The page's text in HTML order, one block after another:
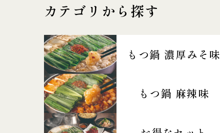
カテゴリから探す
もつ鍋 濃厚みそ味
もつ鍋 麻辣味